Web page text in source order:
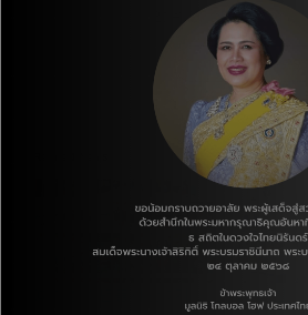
한국을 참 사랑하는
Author's posts
[GHT 청소